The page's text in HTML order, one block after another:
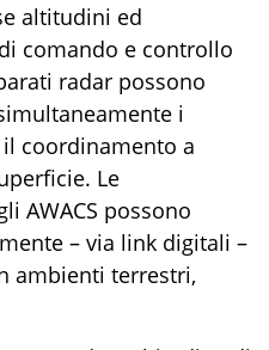
altitudini ed
comando e controllo
radar possono
i
coordinamento a
Le
AWACS possono
– via link digitali –
ambienti terrestri,